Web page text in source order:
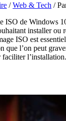
/Web & Tech /
ISO de Windows
installer ou
ISO est
que l’on peut